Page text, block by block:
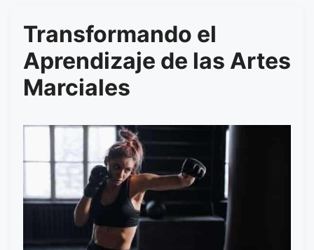
Transformando el
Aprendizaje de las Artes
Marciales